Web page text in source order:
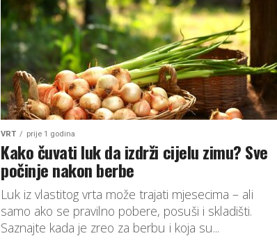
VRT prije 1 godina
Kako čuvati luk da izdrži cijelu zimu? Sve
počinje nakon berbe
Luk iz vlastitog vrta može trajati mjesecima – ali
samo ako se pravilno pobere, posuši i skladišti.
Saznajte kada je zreo za berbu i koja su...